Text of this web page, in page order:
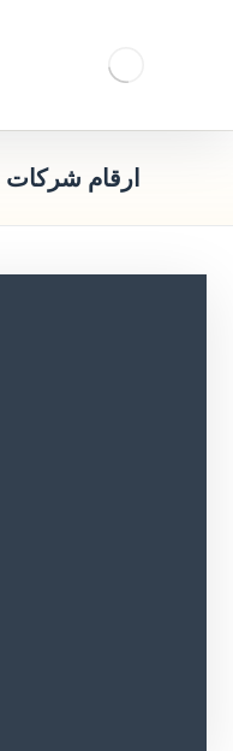
‏ارقام شركات